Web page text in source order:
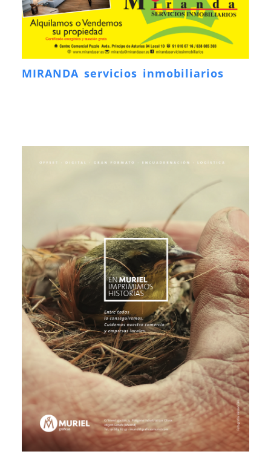
MIRANDA servicios inmobiliarios